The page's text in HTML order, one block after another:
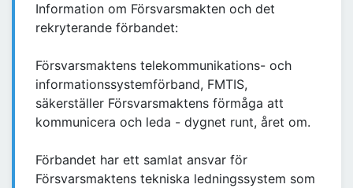
Information om Försvarsmakten och det
rekryterande förbandet:
Försvarsmaktens telekommunikations- och
informationssystemförband, FMTIS,
säkerställer Försvarsmaktens förmåga att
kommunicera och leda - dygnet runt, året om.
Förbandet har ett samlat ansvar för
Försvarsmaktens tekniska ledningssystem som